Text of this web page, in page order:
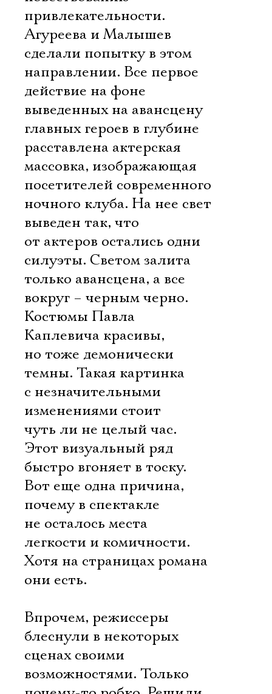
привлекательности.
Агуреева и Малышев
сделали попытку в этом
направлении. Все первое
действие на фоне
выведенных на авансцену
главных героев в глубине
расставлена актерская
массовка, изображающая
посетителей современного
ночного клуба. На нее свет
выведен так, что
от актеров остались одни
силуэты. Светом залита
только авансцена, а все
вокруг – черным черно.
Костюмы Павла
Каплевича красивы,
но тоже демонически
темны. Такая картинка
с незначительными
изменениями стоит
чуть ли не целый час.
Этот визуальный ряд
быстро вгоняет в тоску.
Вот еще одна причина,
почему в спектакле
не осталось места
легкости и комичности.
Хотя на страницах романа
они есть.
Впрочем, режиссеры
блеснули в некоторых
сценах своими
возможностями. Только